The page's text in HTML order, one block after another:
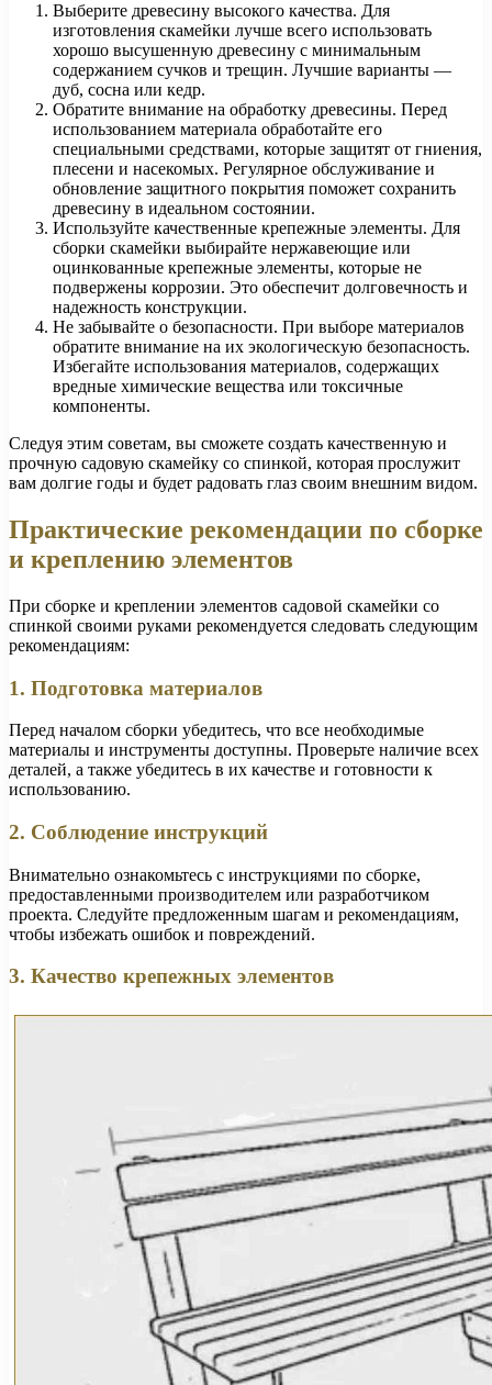
Выберите древесину высокого качества. Для
изготовления скамейки лучше всего использовать
хорошо высушенную древесину с минимальным
содержанием сучков и трещин. Лучшие варианты —
дуб, сосна или кедр.
Обратите внимание на обработку древесины. Перед
использованием материала обработайте его
специальными средствами, которые защитят от гниения,
плесени и насекомых. Регулярное обслуживание и
обновление защитного покрытия поможет сохранить
древесину в идеальном состоянии.
Используйте качественные крепежные элементы. Для
сборки скамейки выбирайте нержавеющие или
оцинкованные крепежные элементы, которые не
подвержены коррозии. Это обеспечит долговечность и
надежность конструкции.
Не забывайте о безопасности. При выборе материалов
обратите внимание на их экологическую безопасность.
Избегайте использования материалов, содержащих
вредные химические вещества или токсичные
компоненты.
Следуя этим советам, вы сможете создать качественную и
прочную садовую скамейку со спинкой, которая прослужит
вам долгие годы и будет радовать глаз своим внешним видом.
Практические рекомендации по сборке
и креплению элементов
При сборке и креплении элементов садовой скамейки со
спинкой своими руками рекомендуется следовать следующим
рекомендациям:
1. Подготовка материалов
Перед началом сборки убедитесь, что все необходимые
материалы и инструменты доступны. Проверьте наличие всех
деталей, а также убедитесь в их качестве и готовности к
использованию.
2. Соблюдение инструкций
Внимательно ознакомьтесь с инструкциями по сборке,
предоставленными производителем или разработчиком
проекта. Следуйте предложенным шагам и рекомендациям,
чтобы избежать ошибок и повреждений.
3. Качество крепежных элементов